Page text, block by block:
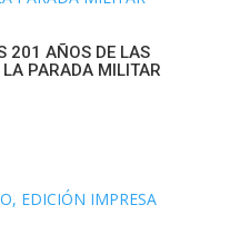
201 AÑOS DE LAS
PARADA MILITAR